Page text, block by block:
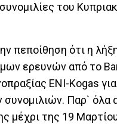
του
πεποίθηση ότι η
ερευνών από το
ENI-Kogas
Παρ` όλα
μέχρι της 19